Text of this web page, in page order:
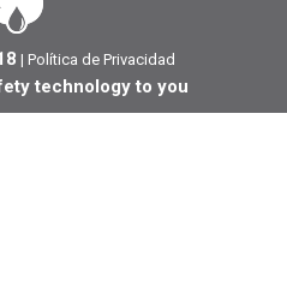
| Política de Privacidad
technology to you